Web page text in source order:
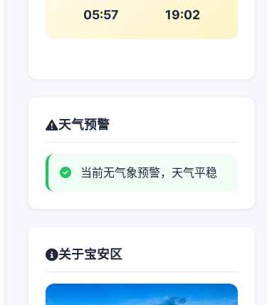
05:57 19:02
天气预警
当前无气象预警，天气平稳
关于宝安区